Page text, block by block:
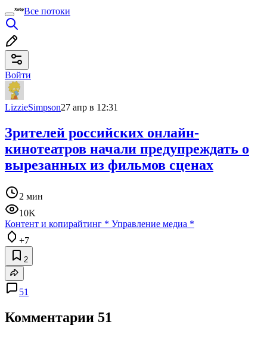
Все потоки
Войти
LizzieSimpson27 апр в 12:31
Зрителей российских онлайн-
кинотеатров начали предупреждать о
вырезанных из фильмов сценах
2 мин
10K
Контент и копирайтинг * Управление медиа *
+7
2
51
Комментарии 51